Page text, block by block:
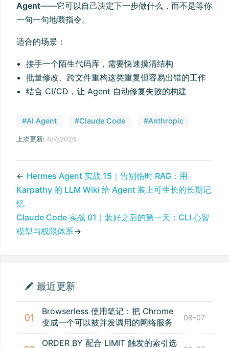
Agent——它可以自己决定下一步做什么，而不是等你
一句一句地喂指令。
适合的场景：
接手一个陌生代码库，需要快速摸清结构
批量修改、跨文件重构这类重复但容易出错的工作
结合 CI/CD，让 Agent 自动修复失败的构建
#AI Agent #Claude Code #Anthropic
上次更新: 8/7/2026
← Hermes Agent 实战 15｜告别临时 RAG：用
Karpathy 的 LLM Wiki 给 Agent 装上可生长的长期记
忆
Claude Code 实战 01｜装好之后的第一天：CLI 心智
模型与权限体系→
最近更新
01
Browserless 使用笔记：把 Chrome
变成一个可以被并发调用的网络服务
08-07
ORDER BY 配合 LIMIT 触发的索引选